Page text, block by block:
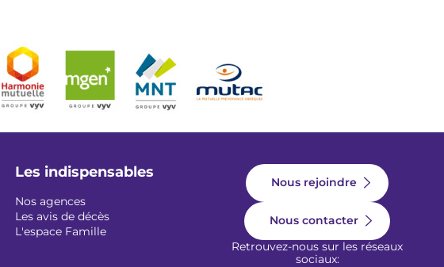
Les indispensables
Nos agences
Les avis de décès
L'espace Famille
Nous rejoindre
Nous contacter
Retrouvez-nous sur les réseaux
sociaux: